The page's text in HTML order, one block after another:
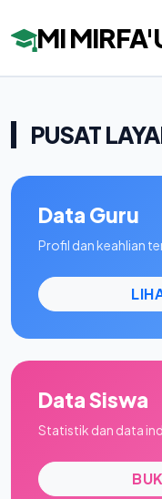
MI
PUSAT
Data Guru
Profil dan keahlian
Data Siswa
Statistik dan data